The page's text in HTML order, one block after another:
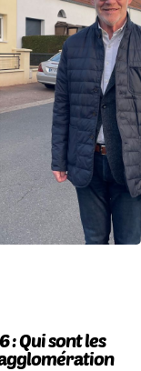
: Qui sont les